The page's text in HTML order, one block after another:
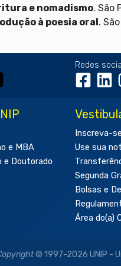
e nomadismo. São
à poesia oral.
Redes
e MBA
e Doutorado
Inscreva-
Use sua
Segunda
Bolsas e
Área do(a)
© 1997-2026 UNIP -